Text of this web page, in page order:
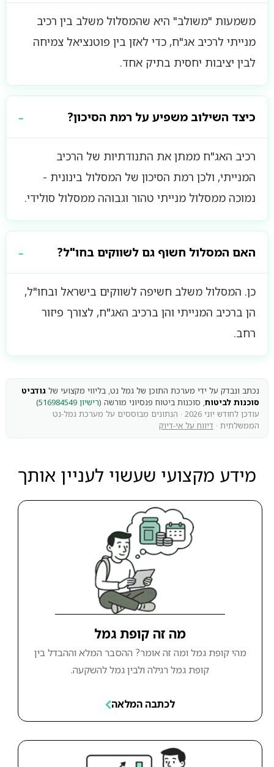
משמעות "משולב" היא שהמסלול משלב בין רכיב
מנייתי לרכיב אג"ח, כדי לאזן בין פוטנציאל צמיחה
לבין יציבות יחסית בתיק אחד.
כיצד השילוב משפיע על רמת הסיכון?
רכיב האג"ח ממתן את התנודתיות של הרכיב
המנייתי, ולכן רמת הסיכון של המסלול בינונית -
נמוכה ממסלול מנייתי טהור וגבוהה ממסלול סולידי.
האם המסלול חשוף גם לשווקים בחו"ל?
כן. המסלול משלב חשיפה לשווקים בישראל ובחו"ל,
הן ברכיב המנייתי והן ברכיב האג"ח, לצורך פיזור
רחב.
נכתב ונבדק על ידי מערכת התוכן של גמל נט, בליווי מקצועי של גודביט
סוכנות לביטוח, סוכנות ביטוח פנסיוני מורשה (רישיון 516984549
)
עודכן לחודש יוני 2026 · הנתונים מבוססים על מערכת גמל-נט
הממשלתית · דיווח על אי-דיוק
מידע מקצועי שעשוי לעניין אותך
מה זה קופת גמל
מהי קופת גמל ומה זה אומר? ההסבר המלא וההבדל בין
קופת גמל רגילה ולבין גמל להשקעה.
לכתבה המלאה